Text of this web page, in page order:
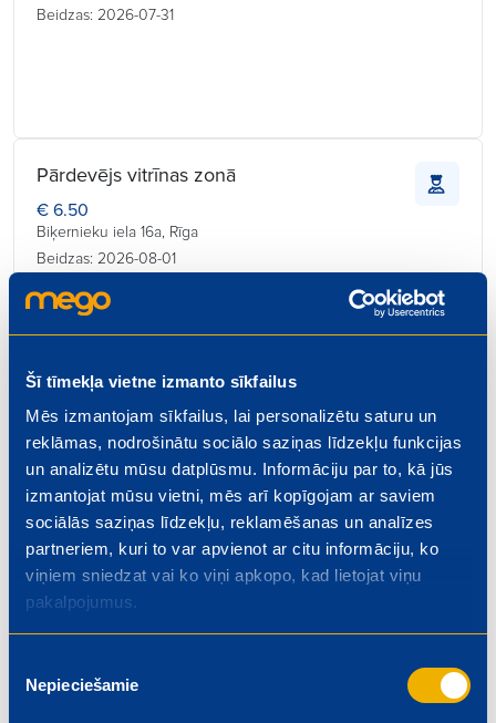
Šī tīmekļa vietne izmanto sīkfailus
Mēs izmantojam sīkfailus, lai personalizētu saturu un
reklāmas, nodrošinātu sociālo saziņas līdzekļu funkcijas
un analizētu mūsu datplūsmu. Informāciju par to, kā jūs
izmantojat mūsu vietni, mēs arī kopīgojam ar saviem
sociālās saziņas līdzekļu, reklamēšanas un analīzes
partneriem, kuri to var apvienot ar citu informāciju, ko
viņiem sniedzat vai ko viņi apkopo, kad lietojat viņu
pakalpojumus.
izvēle
Nepieciešamie
Beidzas: 2026-07-31
Pārdevējs vitrīnas zonā
€ 6.50
Biķernieku iela 16a, Rīga
Beidzas: 2026-08-01
Kulinārijas ceha vadītājs
€ 1300.00
Rīgas iela 4, Valmiera
Beidzas: 2026-08-01
€ 5.50